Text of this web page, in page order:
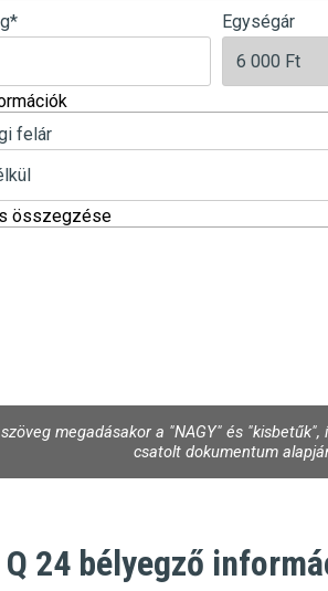
* Egységár
felár
összegzése
megadásakor a "NAGY" és
csatolt dokumentum
24 bélyegző